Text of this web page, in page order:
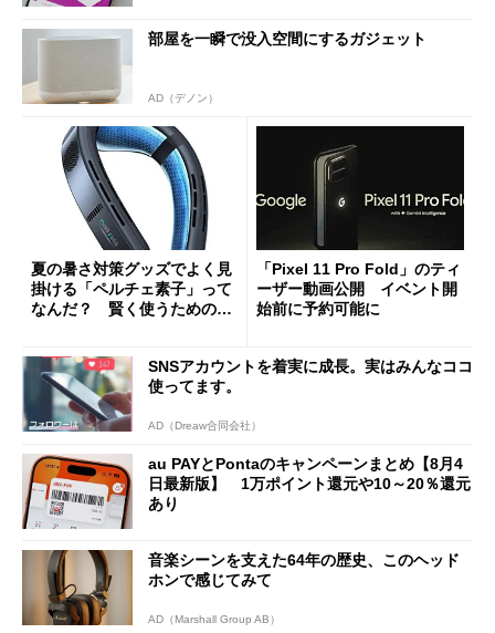
部屋を一瞬で没入空間にするガジェット
AD（デノン）
夏の暑さ対策グッズでよく見
掛ける「ペルチェ素子」って
なんだ？ 賢く使うための注
「Pixel 11 Pro Fold」のティ
ーザー動画公開 イベント開
始前に予約可能に
SNSアカウントを着実に成長。実はみんなココ
使ってます。
AD（Dreaw合同会社）
au PAYとPontaのキャンペーンまとめ【8月4
日最新版】 1万ポイント還元や10～20％還元
あり
音楽シーンを支えた64年の歴史、このヘッド
ホンで感じてみて
AD（Marshall Group AB）